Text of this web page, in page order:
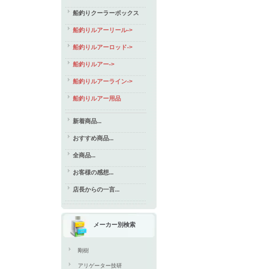
船釣りクーラーボックス
船釣りルアーリール->
船釣りルアーロッド->
船釣りルアー->
船釣りルアーライン->
船釣りルアー用品
新着商品...
おすすめ商品...
全商品...
お客様の感想...
店長からの一言...
メーカー別検索
剛樹
アリゲーター技研